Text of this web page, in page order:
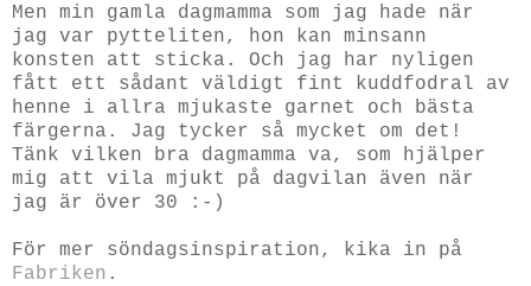
Men min gamla dagmamma som jag hade när
jag var pytteliten, hon kan minsann
konsten att sticka. Och jag har nyligen
fått ett sådant väldigt fint kuddfodral av
henne i allra mjukaste garnet och bästa
färgerna. Jag tycker så mycket om det!
Tänk vilken bra dagmamma va, som hjälper
mig att vila mjukt på dagvilan även när
jag är över 30 :-)
För mer söndagsinspiration, kika in på
Fabriken .